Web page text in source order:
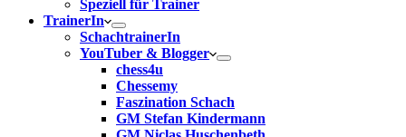
Speziell für Trainer
TrainerIn
SchachtrainerIn
YouTuber & Blogger
chess4u
Chessemy
Faszination Schach
GM Stefan Kindermann